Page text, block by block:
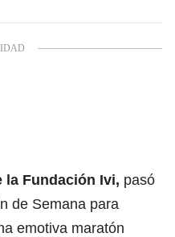
la Fundación Ivi, pasó
de Semana para
emotiva maratón